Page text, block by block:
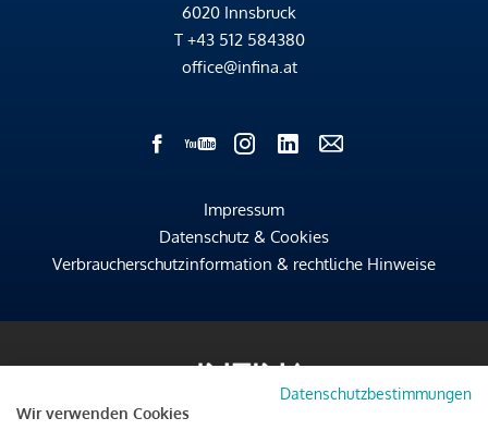
6020 Innsbruck
T +43 512 584380
office@infina.at
Impressum
Datenschutz & Cookies
Verbraucherschutzinformation & rechtliche Hinweise
Datenschutzbestimmungen
Wir verwenden Cookies